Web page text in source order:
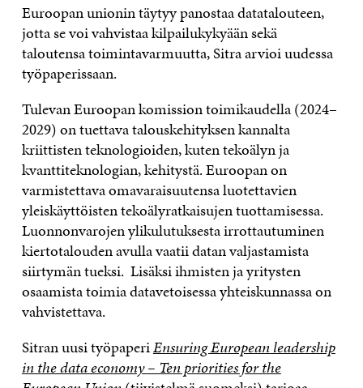
Euroopan unionin täytyy panostaa datatalouteen,
jotta se voi vahvistaa kilpailukykyään sekä
taloutensa toimintavarmuutta, Sitra arvioi uudessa
työpaperissaan.
Tulevan Euroopan komission toimikaudella (2024–
2029) on tuettava talouskehityksen kannalta
kriittisten teknologioiden, kuten tekoälyn ja
kvanttiteknologian, kehitystä. Euroopan on
varmistettava omavaraisuutensa luotettavien
yleiskäyttöisten tekoälyratkaisujen tuottamisessa.
Luonnonvarojen ylikulutuksesta irrottautuminen
kiertotalouden avulla vaatii datan valjastamista
siirtymän tueksi. Lisäksi ihmisten ja yritysten
osaamista toimia datavetoisessa yhteiskunnassa on
vahvistettava.
Sitran uusi työpaperiEnsuring European leadership
in the data economy – Ten priorities for the